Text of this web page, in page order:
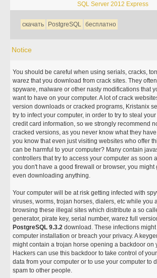
SQL Server 2012 Express
скачать PostgreSQL бесплатно
Notice
You should be careful when using serials, cracks,
warez that you download from crack sites. They
spyware, malware or other nasty modifications that
want to have on your computer. A lot of crack
version downloads or cracked programs, Kristanix
try to infect your computer, in order to try to steal
credit card information, so we strongly recommend
cracked versions, as you never know what they
you know that even just visiting websites who offer
can be harmful to your computer? Many contain
controllers that try to access your computer as soon
you don't have a good firewall or browser, you might
even downloading anything.
Your computer will be at risk getting infected with
viruses, worms, trojan horses, dialers, etc while you
browsing these illegal sites which distribute a so
generator, pirate key, serial number, warez full
PostgreSQL 9.3.2 download. These infections
computer installation or breach your privacy. A
might contain a trojan horse opening a backdoor on
Hackers can use this backdoor to take control of
data from your computer or to use your computer to
spam to other people.